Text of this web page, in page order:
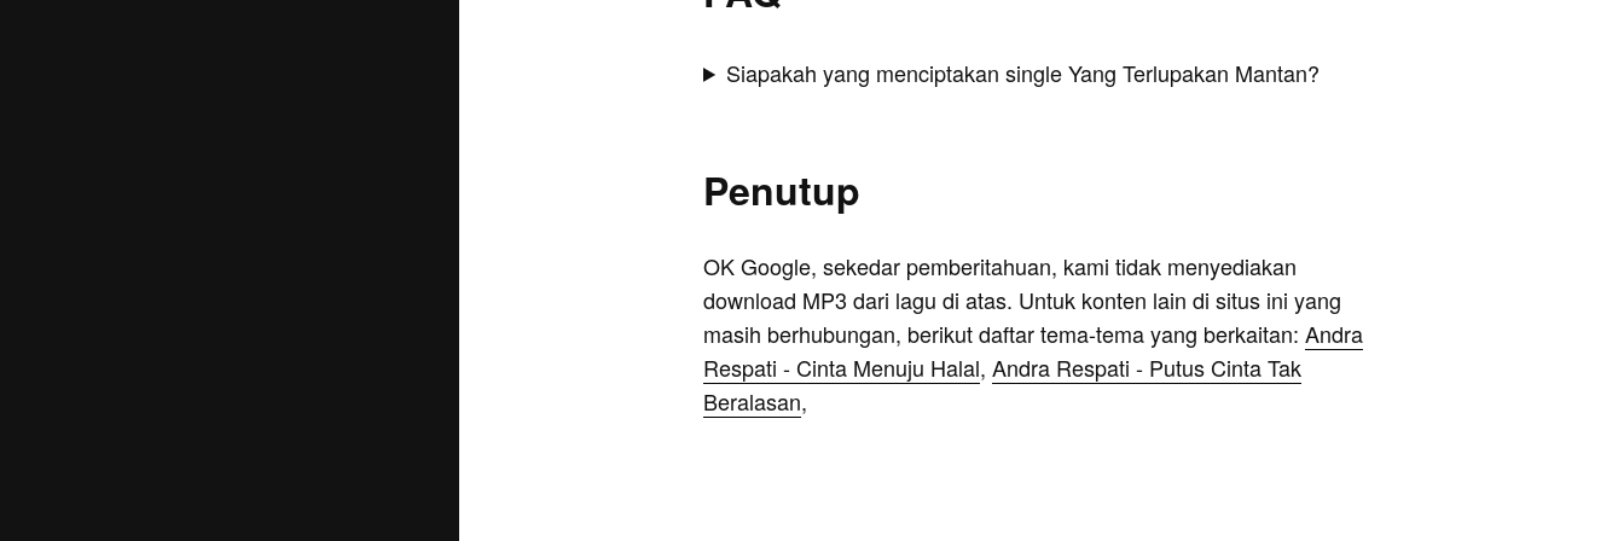
Siapakah yang menciptakan single Yang Terlupakan Mantan?
Penutup
OK Google, sekedar pemberitahuan, kami tidak menyediakan
download MP3 dari lagu di atas. Untuk konten lain di situs ini yang
masih berhubungan, berikut daftar tema-tema yang berkaitan: Andra
Respati - Cinta Menuju Halal, Andra Respati - Putus Cinta Tak
Beralasan,